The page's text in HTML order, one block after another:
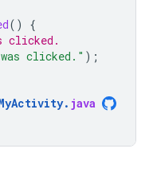
()
{
clicked.
clicked." );
. java